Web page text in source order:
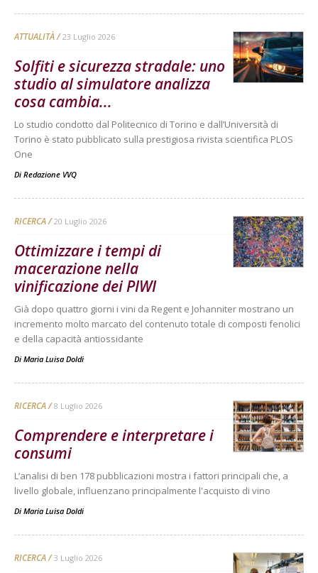
ATTUALITÀ 23 Luglio 2026
Solfiti e sicurezza stradale: uno
studio al simulatore analizza
cosa cambia...
Lo studio condotto dal Politecnico di Torino e dall’Università di
Torino è stato pubblicato sulla prestigiosa rivista scientifica PLOS
One
Di Redazione VVQ
RICERCA 20 Luglio 2026
Ottimizzare i tempi di
macerazione nella
vinificazione dei PIWI
Già dopo quattro giorni i vini da Regent e Johanniter mostrano un
incremento molto marcato del contenuto totale di composti fenolici
e della capacità antiossidante
Di Maria Luisa Doldi
RICERCA 8 Luglio 2026
Comprendere e interpretare i
consumi
L’analisi di ben 178 pubblicazioni mostra i fattori principali che, a
livello globale, influenzano principalmente l'acquisto di vino
Di Maria Luisa Doldi
RICERCA 3 Luglio 2026